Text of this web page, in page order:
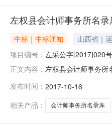
左权县会计师事务所名录
中标｜中标通知
山西省｜
项目编号： 左采公字[2017]020号
正文内容： 左权县会计师事务
中标（成交）供应商
发布时间： 2017-10-16
相关产品：
会计师事务所名录库